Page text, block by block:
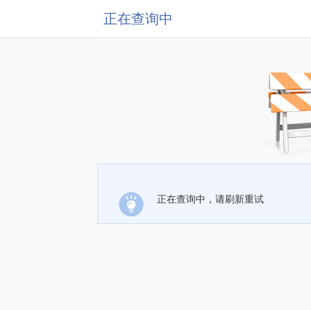
正在查询中
正在查询中，请刷新重试